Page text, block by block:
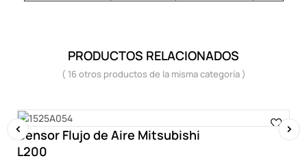
PRODUCTOS RELACIONADOS
( 16 otros productos de la misma categoría )
Sensor Flujo de Aire Mitsubishi
L200
‹